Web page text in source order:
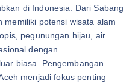
di Indonesia. Dari Sabang
memiliki potensi wisata alam
pegunungan hijau, air
dengan
biasa. Pengembangan
menjadi fokus penting